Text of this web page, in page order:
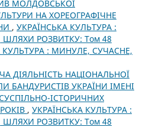
МОЛДОВСЬКОЇ
НА ХОРЕОГРАФІЧНЕ
, УКРАЇНСЬКА КУЛЬТУРА :
РОЗВИТКУ: Том 48
КУЛЬТУРА : МИНУЛЕ, СУЧАСНЕ,
ДІЯЛЬНІСТЬ НАЦІОНАЛЬНОЇ
БАНДУРИСТІВ УКРАЇНИ ІМЕНІ
ІСТОРИЧНИХ
, УКРАЇНСЬКА КУЛЬТУРА :
РОЗВИТКУ: Том 48